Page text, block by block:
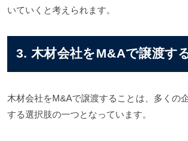
いていくと考えられます。
3. 木材会社をM&Aで譲渡す
木材会社をM&Aで譲渡することは、多くの
する選択肢の一つとなっています。